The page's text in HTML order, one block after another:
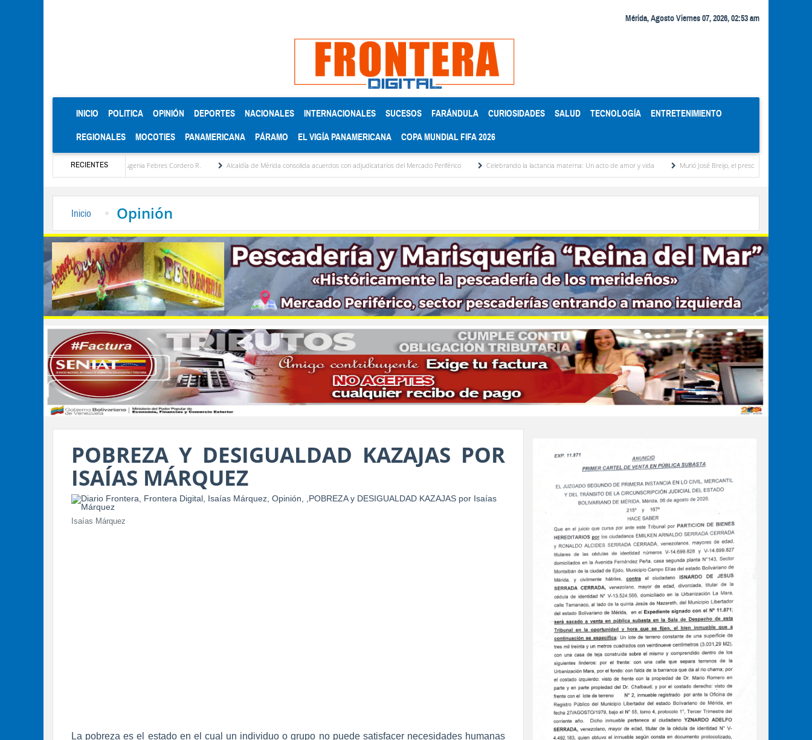
Mérida, Agosto Viernes 07, 2026, 02:53 am
INICIO (CURRENT)
POLITICA OPINIÓN DEPORTES NACIONALES INTERNACIONALES SUCESOS FARÁNDULA CURIOSIDADES SALUD TECNOLOGÍA ENTRETENIMIENTO
REGIONALES MOCOTIES PANAMERICANA PÁRAMO EL VIGÍA PANAMERICANA COPA MUNDIAL FIFA 2026
RECIENTES
estratégica por María Eugenia Febres Cordero R. Alcaldía de Mérida consolida acuerdos con adjudicatarios del Mercado Periférico Celebrando la lactancia materna: Un acto de amor y vida Murió José Breijo, el preso político uruguayo-venezolano
Inicio Opinión
POBREZA Y DESIGUALDAD KAZAJAS POR
ISAÍAS MÁRQUEZ
Isaías Márquez
La pobreza es el estado en el cual un individuo o grupo no puede satisfacer necesidades humanas